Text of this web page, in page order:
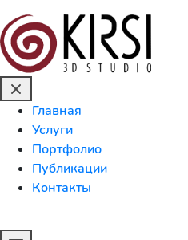
Главная
Услуги
Портфолио
Публикации
Контакты